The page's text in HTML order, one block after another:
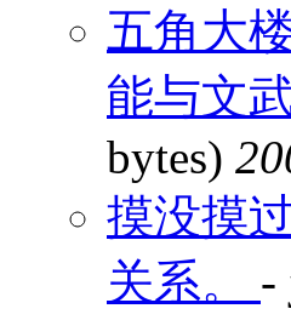
五角大
能与文
bytes)
摸没摸
关系。 -